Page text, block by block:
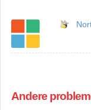
Andere